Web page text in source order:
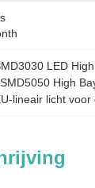
LED
, SMD5050 High
lineair licht